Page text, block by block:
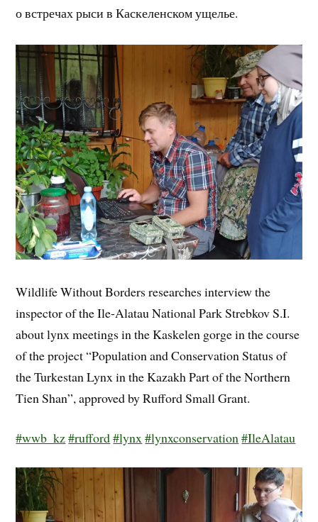
о встречах рыси в Каскеленском ущелье.
Wildlife Without Borders researches interview the
inspector of the Ile-Alatau National Park Strebkov S.I.
about lynx meetings in the Kaskelen gorge in the course
of the project “Population and Conservation Status of
the Turkestan Lynx in the Kazakh Part of the Northern
Tien Shan”, approved by Rufford Small Grant.
#wwb_kz#rufford#lynx#lynxconservation#IleAlatau